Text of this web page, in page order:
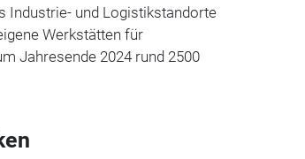
Industrie- und Logistikstandorte
Werkstätten für
Jahresende 2024 rund 2500